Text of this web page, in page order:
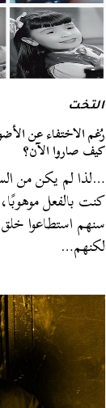
التخت
رُغم الاختفاء عن
كيف صاروا الآن؟
…لذا لم يكن من
كنت بالفعل
سنهم استطاعوا
لكنهم…